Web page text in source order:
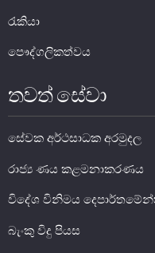
අන්තර් බැංකු ඒක්ෂණ
දේශීය විදේශ විනිමය
විදේශ විනිමය පිළිබඳ
රාජ්‍ය සුරැකුම්පත්
සාංගමික ණය
කොටස් වෙළෙඳපොළ
රැකියා
පෞද්ගලිකත්වය
තවත් සේවා
සේවක අර්ථසාධක අරමුදල
රාජ්‍ය ණය කළමනාකරණය
විදේශ විනිමය
බැංකු විදු පියස